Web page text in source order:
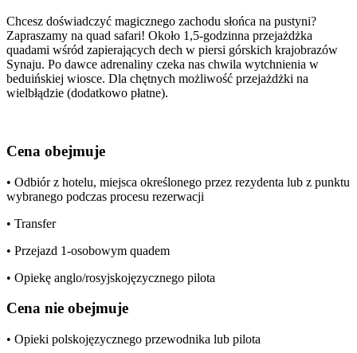
Chcesz doświadczyć magicznego zachodu słońca na pustyni?
Zapraszamy na quad safari! Około 1,5-godzinna przejażdżka
quadami wśród zapierających dech w piersi górskich krajobrazów
Synaju. Po dawce adrenaliny czeka nas chwila wytchnienia w
beduińskiej wiosce. Dla chętnych możliwość przejażdżki na
wielbłądzie (dodatkowo płatne).
Cena obejmuje
• Odbiór z hotelu, miejsca określonego przez rezydenta lub z punktu
wybranego podczas procesu rezerwacji
• Transfer
• Przejazd 1-osobowym quadem
• Opiekę anglo/rosyjskojęzycznego pilota
Cena nie obejmuje
• Opieki polskojęzycznego przewodnika lub pilota